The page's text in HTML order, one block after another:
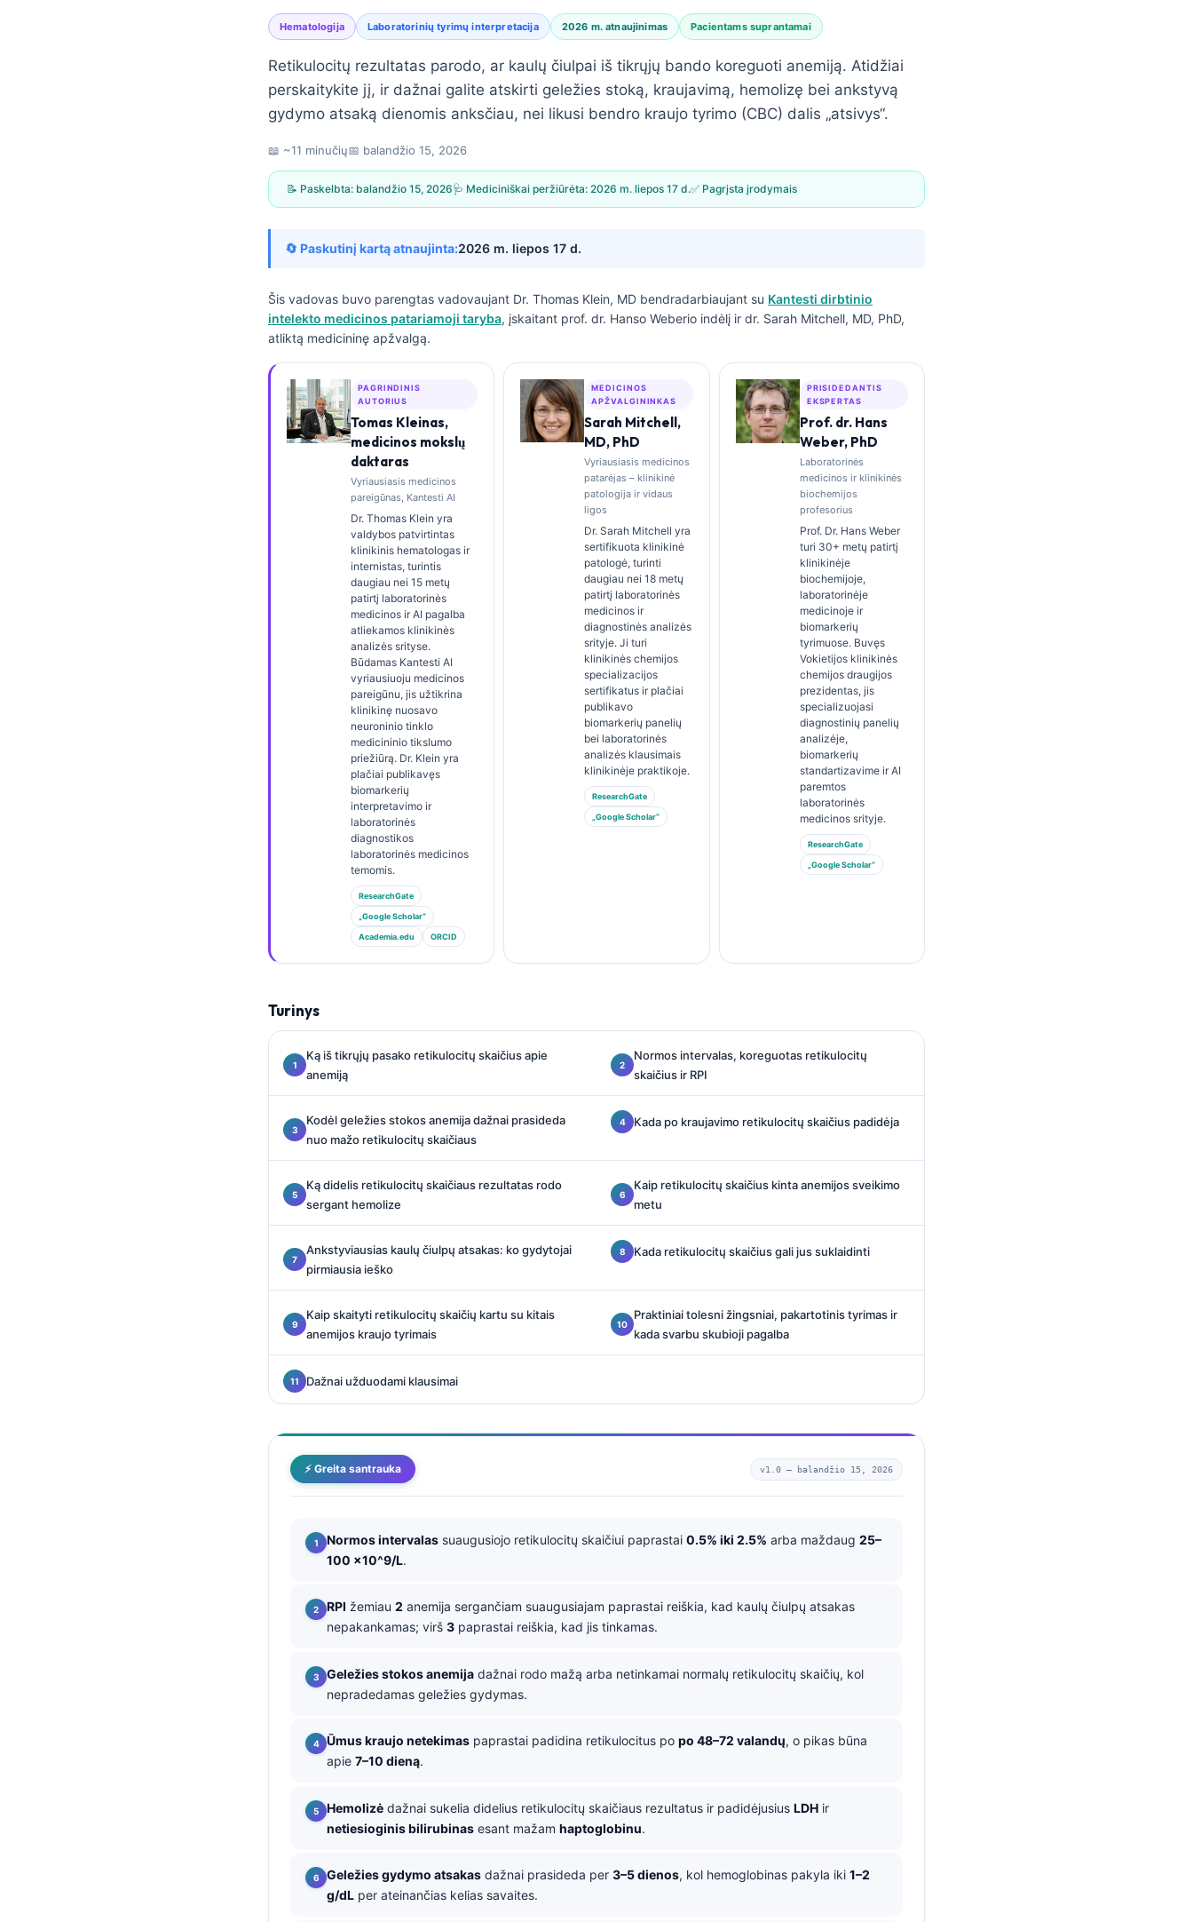
Hematologija Laboratorinių tyrimų interpretacija 2026 m. atnaujinimas Pacientams suprantamai
Retikulocitų rezultatas parodo, ar kaulų čiulpai iš tikrųjų bando koreguoti anemiją. Atidžiai
perskaitykite jį, ir dažnai galite atskirti geležies stoką, kraujavimą, hemolizę bei ankstyvą
gydymo atsaką dienomis anksčiau, nei likusi bendro kraujo tyrimo (CBC) dalis „atsivys“.
📖 ~11 minučių📅 balandžio 15, 2026
📝 Paskelbta: balandžio 15, 2026🩺 Mediciniškai peržiūrėta: 2026 m. liepos 17 d.✅ Pagrįsta įrodymais
🔄 Paskutinį kartą atnaujinta:2026 m. liepos 17 d.
Šis vadovas buvo parengtas vadovaujant Dr. Thomas Klein, MD bendradarbiaujant su Kantesti dirbtinio
intelekto medicinos patariamoji taryba, įskaitant prof. dr. Hanso Weberio indėlį ir dr. Sarah Mitchell, MD, PhD,
atliktą medicininę apžvalgą.
PAGRINDINIS
AUTORIUS
Tomas Kleinas,
medicinos mokslų
daktaras
Vyriausiasis medicinos
pareigūnas, Kantesti AI
Dr. Thomas Klein yra
valdybos patvirtintas
klinikinis hematologas ir
internistas, turintis
daugiau nei 15 metų
patirtį laboratorinės
medicinos ir AI pagalba
atliekamos klinikinės
analizės srityse.
Būdamas Kantesti AI
vyriausiuoju medicinos
pareigūnu, jis užtikrina
klinikinę nuosavo
neuroninio tinklo
medicininio tikslumo
priežiūrą. Dr. Klein yra
plačiai publikavęs
biomarkerių
interpretavimo ir
laboratorinės
diagnostikos
laboratorinės medicinos
temomis.
ResearchGate
„Google Scholar“
Academia.edu ORCID
MEDICINOS
APŽVALGININKAS
Sarah Mitchell,
MD, PhD
Vyriausiasis medicinos
patarėjas – klinikinė
patologija ir vidaus
ligos
Dr. Sarah Mitchell yra
sertifikuota klinikinė
patologė, turinti
daugiau nei 18 metų
patirtį laboratorinės
medicinos ir
diagnostinės analizės
srityje. Ji turi
klinikinės chemijos
specializacijos
sertifikatus ir plačiai
publikavo
biomarkerių panelių
bei laboratorinės
analizės klausimais
klinikinėje praktikoje.
ResearchGate
„Google Scholar“
PRISIDEDANTIS
EKSPERTAS
Prof. dr. Hans
Weber, PhD
Laboratorinės
medicinos ir klinikinės
biochemijos
profesorius
Prof. Dr. Hans Weber
turi 30+ metų patirtį
klinikinėje
biochemijoje,
laboratorinėje
medicinoje ir
biomarkerių
tyrimuose. Buvęs
Vokietijos klinikinės
chemijos draugijos
prezidentas, jis
specializuojasi
diagnostinių panelių
analizėje,
biomarkerių
standartizavime ir AI
paremtos
laboratorinės
medicinos srityje.
ResearchGate
„Google Scholar“
Turinys
Ką iš tikrųjų pasako retikulocitų skaičius apie
anemiją
Normos intervalas, koreguotas retikulocitų
skaičius ir RPI
Kodėl geležies stokos anemija dažnai prasideda
nuo mažo retikulocitų skaičiaus
Kada po kraujavimo retikulocitų skaičius padidėja
Ką didelis retikulocitų skaičiaus rezultatas rodo
sergant hemolize
Kaip retikulocitų skaičius kinta anemijos sveikimo
metu
Ankstyviausias kaulų čiulpų atsakas: ko gydytojai
pirmiausia ieško
Kada retikulocitų skaičius gali jus suklaidinti
Kaip skaityti retikulocitų skaičių kartu su kitais
anemijos kraujo tyrimais
Praktiniai tolesni žingsniai, pakartotinis tyrimas ir
kada svarbu skubioji pagalba
Dažnai užduodami klausimai
⚡ Greita santrauka v1.0 — balandžio 15, 2026
Normos intervalas suaugusiojo retikulocitų skaičiui paprastai 0.5% iki 2.5% arba maždaug 25–
100 ×10^9/L.
RPI žemiau 2 anemija sergančiam suaugusiajam paprastai reiškia, kad kaulų čiulpų atsakas
nepakankamas; virš 3 paprastai reiškia, kad jis tinkamas.
Geležies stokos anemija dažnai rodo mažą arba netinkamai normalų retikulocitų skaičių, kol
nepradedamas geležies gydymas.
Ūmus kraujo netekimas paprastai padidina retikulocitus po po 48–72 valandų, o pikas būna
apie 7–10 dieną.
Hemolizė dažnai sukelia didelius retikulocitų skaičiaus rezultatus ir padidėjusius LDH ir
netiesioginis bilirubinas esant mažam haptoglobinu.
Geležies gydymo atsakas dažnai prasideda per 3–5 dienos, kol hemoglobinas pakyla iki 1–2
g/dL per ateinančias kelias savaites.